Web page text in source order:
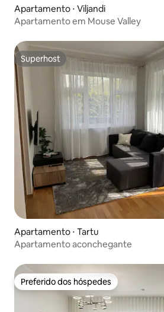
Apartamento ⋅ Viljandi
Apartamento em Mouse Valley
Superhost
Superhost
Apartamento ⋅ Tartu
Apartamento aconchegante
Preferido dos hóspedes
Preferido dos hóspedes